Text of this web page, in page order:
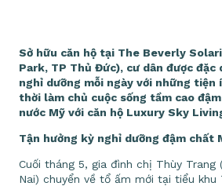
Sở hữu căn hộ tại The Beverly
Park, TP Thủ Đức), cư dân được đặc
nghỉ dưỡng mỗi ngày với những tiện
thời làm chủ cuộc sống tầm cao
nước Mỹ với căn hộ Luxury Sky
Tận hưởng kỳ nghỉ dưỡng đậm chất
Cuối tháng 5, gia đình chị Thùy Trang
Nai) chuyển về tổ ấm mới tại tiểu khu